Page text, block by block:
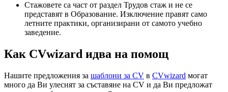
Стажовете са част от раздел Трудов стаж и не се
представят в Образование. Изключение правят само
летните практики, организирани от самото учебно
заведение.
Как CVwizard идва на помощ
Нашите предложения за шаблони за CV в CVwizard могат
много да Ви улеснят за съставяне на CV и да Ви предложат